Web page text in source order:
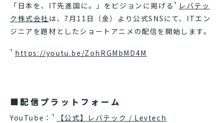
「日本を、IT先進国に。」をビジョンに掲げる
レバテッ
ク株式会社 は、7月11日（金）より公式SNSにて、ITエン
ジニアを題材としたショートアニメの配信を開始します。
https://youtu.be/ZohRGMbMD4M
■配信プラットフォーム
YouTube： 【公式】レバテック / Levtech